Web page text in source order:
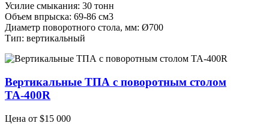
Усилие смыкания: 30 тонн
Объем впрыска: 69-86 см3
Диаметр поворотного стола, мм: Ø700
Тип: вертикальный
Вертикальные ТПА с поворотным столом
ТА-400R
Цена от $15 000